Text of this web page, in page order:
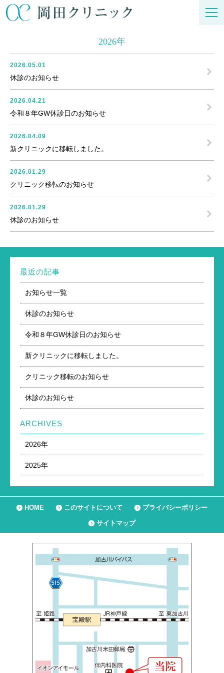
2026年
2026.05.01
休診のお知らせ
2026.04.21
令和８年GW休診日のお知らせ
2026.04.09
新クリニックに移転しました。
2026.01.29
クリニック移転のお知らせ
2026.01.29
休診のお知らせ
最近の記事
お知らせ一覧
休診のお知らせ
令和８年GW休診日のお知らせ
新クリニックに移転しました。
クリニック移転のお知らせ
休診のお知らせ
ARCHIVES
2026年
2025年
HOME このサイトについて プライバシーポリシー
サイトマップ